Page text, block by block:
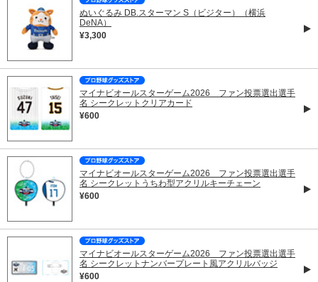
ぬいぐるみ DB.スターマン S（ビジター）（横浜
DeNA）
¥3,300
マイナビオールスターゲーム2026 ファン投票選出選手
名 シークレットクリアカード
¥600
マイナビオールスターゲーム2026 ファン投票選出選手
名 シークレットうちわ型アクリルキーチェーン
¥600
マイナビオールスターゲーム2026 ファン投票選出選手
名 シークレットナンバープレート風アクリルバッジ
¥600